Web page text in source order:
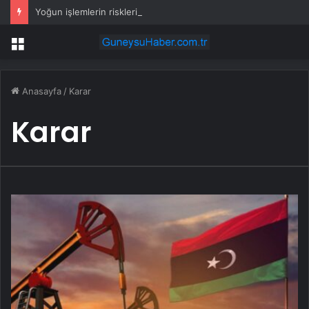
Yoğun işlemlerin riskleri artıyor
Menü
Anasayfa / Karar
Karar